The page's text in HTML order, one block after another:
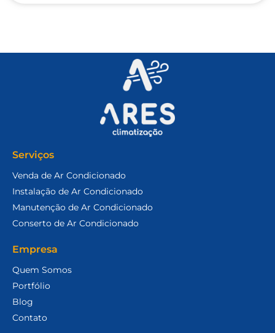
Serviços
Venda de Ar Condicionado
Instalação de Ar Condicionado
Manutenção de Ar Condicionado
Conserto de Ar Condicionado
Empresa
Quem Somos
Portfólio
Blog
Contato